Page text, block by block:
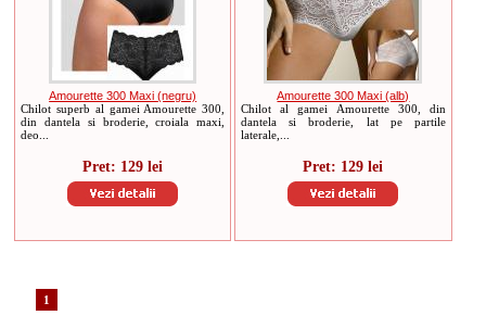
Amourette 300 Maxi (negru)
Chilot superb al gamei Amourette 300,
din dantela si broderie, croiala maxi,
deo...
Pret: 129 lei
Amourette 300 Maxi (alb)
Chilot al gamei Amourette 300, din
dantela si broderie, lat pe partile
laterale,...
Pret: 129 lei
1